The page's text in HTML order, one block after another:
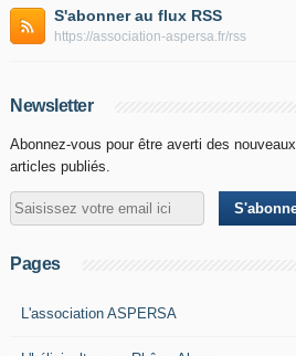
S'abonner au flux RSS
https://association-aspersa.fr/rss
Newsletter
Abonnez-vous pour être averti des nouveaux
articles publiés.
Pages
L'association ASPERSA